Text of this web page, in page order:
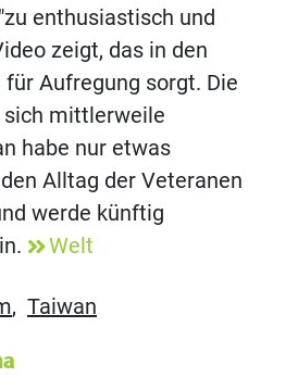
enthusiastisch und
zeigt, das in den
Aufregung sorgt. Die
mittlerweile
habe nur etwas
Alltag der Veteranen
werde künftig
Welt
, Taiwan